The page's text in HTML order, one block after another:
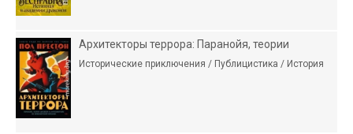
Архитекторы террора: Паранойя, теории
Исторические приключения / Публицистика / История